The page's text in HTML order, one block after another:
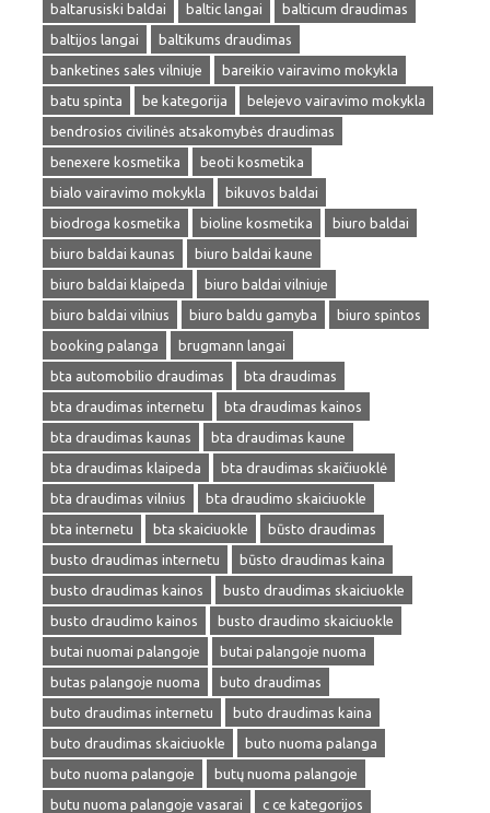
baltarusiski baldai
baltic langai
balticum draudimas
baltijos langai
baltikums draudimas
banketines sales vilniuje
bareikio vairavimo mokykla
batu spinta
be kategorija
belejevo vairavimo mokykla
bendrosios civilinės atsakomybės draudimas
benexere kosmetika
beoti kosmetika
bialo vairavimo mokykla
bikuvos baldai
biodroga kosmetika
bioline kosmetika
biuro baldai
biuro baldai kaunas
biuro baldai kaune
biuro baldai klaipeda
biuro baldai vilniuje
biuro baldai vilnius
biuro baldu gamyba
biuro spintos
booking palanga
brugmann langai
bta automobilio draudimas
bta draudimas
bta draudimas internetu
bta draudimas kainos
bta draudimas kaunas
bta draudimas kaune
bta draudimas klaipeda
bta draudimas skaičiuoklė
bta draudimas vilnius
bta draudimo skaiciuokle
bta internetu
bta skaiciuokle
būsto draudimas
busto draudimas internetu
būsto draudimas kaina
busto draudimas kainos
busto draudimas skaiciuokle
busto draudimo kainos
busto draudimo skaiciuokle
butai nuomai palangoje
butai palangoje nuoma
butas palangoje nuoma
buto draudimas
buto draudimas internetu
buto draudimas kaina
buto draudimas skaiciuokle
buto nuoma palanga
buto nuoma palangoje
butų nuoma palangoje
butu nuoma palangoje vasarai
c ce kategorijos